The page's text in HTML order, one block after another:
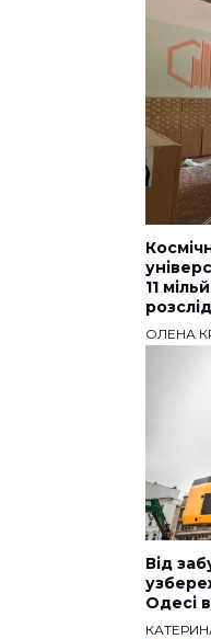
11
ОЛЕНА
Від
Одесі